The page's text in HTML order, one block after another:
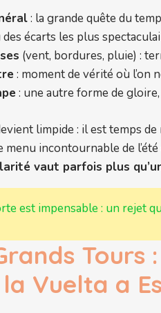
: la grande quête du
des écarts les plus
(vent, bordures, pluie) :
: moment de vérité où l’on
: une autre forme de
limpide : il est temps
incontournable de
vaut parfois plus
est impensable : un rejet
Tours
la Vuelta a